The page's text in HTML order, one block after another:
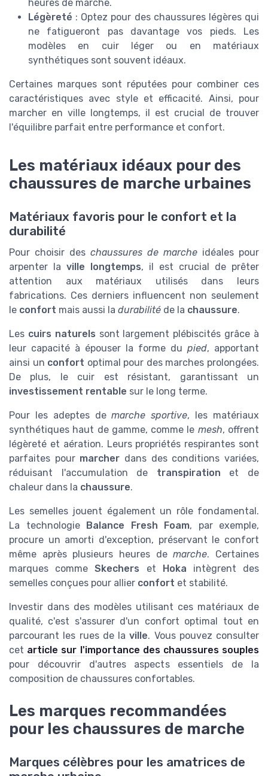
heures de marche.
Légèreté : Optez pour des chaussures légères qui
ne fatigueront pas davantage vos pieds. Les
modèles en cuir léger ou en matériaux
synthétiques sont souvent idéaux.
Certaines marques sont réputées pour combiner ces
caractéristiques avec style et efficacité. Ainsi, pour
marcher en ville longtemps, il est crucial de trouver
l'équilibre parfait entre performance et confort.
Les matériaux idéaux pour des
chaussures de marche urbaines
Matériaux favoris pour le confort et la
durabilité
Pour choisir des chaussures de marche idéales pour
arpenter la ville longtemps, il est crucial de prêter
attention aux matériaux utilisés dans leurs
fabrications. Ces derniers influencent non seulement
le confort mais aussi la durabilité de la chaussure.
Les cuirs naturels sont largement plébiscités grâce à
leur capacité à épouser la forme du pied, apportant
ainsi un confort optimal pour des marches prolongées.
De plus, le cuir est résistant, garantissant un
investissement rentable sur le long terme.
Pour les adeptes demarche sportive, les matériaux
synthétiques haut de gamme, comme le mesh, offrent
légèreté et aération. Leurs propriétés respirantes sont
parfaites pour marcher dans des conditions variées,
réduisant l'accumulation de transpiration et de
chaleur dans la chaussure.
Les semelles jouent également un rôle fondamental.
La technologie Balance Fresh Foam, par exemple,
procure un amorti d'exception, préservant le confort
même après plusieurs heures demarche. Certaines
marques commeSkechers et Hoka intègrent des
semelles conçues pour allier confort et stabilité.
Investir dans des modèles utilisant ces matériaux de
qualité, c'est s'assurer d'un confort optimal tout en
parcourant les rues de laville. Vous pouvez consulter
cet article sur l'importance des chaussures souples
pour découvrir d'autres aspects essentiels de la
composition de chaussures confortables.
Les marques recommandées
pour les chaussures de marche
Marques célèbres pour les amatrices de